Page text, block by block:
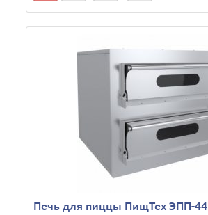
Печь для пиццы ПищТех ЭПП-44